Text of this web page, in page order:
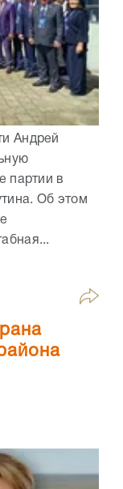
Андрей
партии в
Об этом